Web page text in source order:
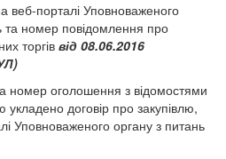
порталі Уповноваженого
та номер повідомлення про
торгіввід 08.06.2016
номер оголошення з відомостями
договір про закупівлю,
Уповноваженого органу з питань